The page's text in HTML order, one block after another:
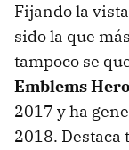
Fijando la
sido la que
tampoco se
Emblems
2017 y ha
2018.